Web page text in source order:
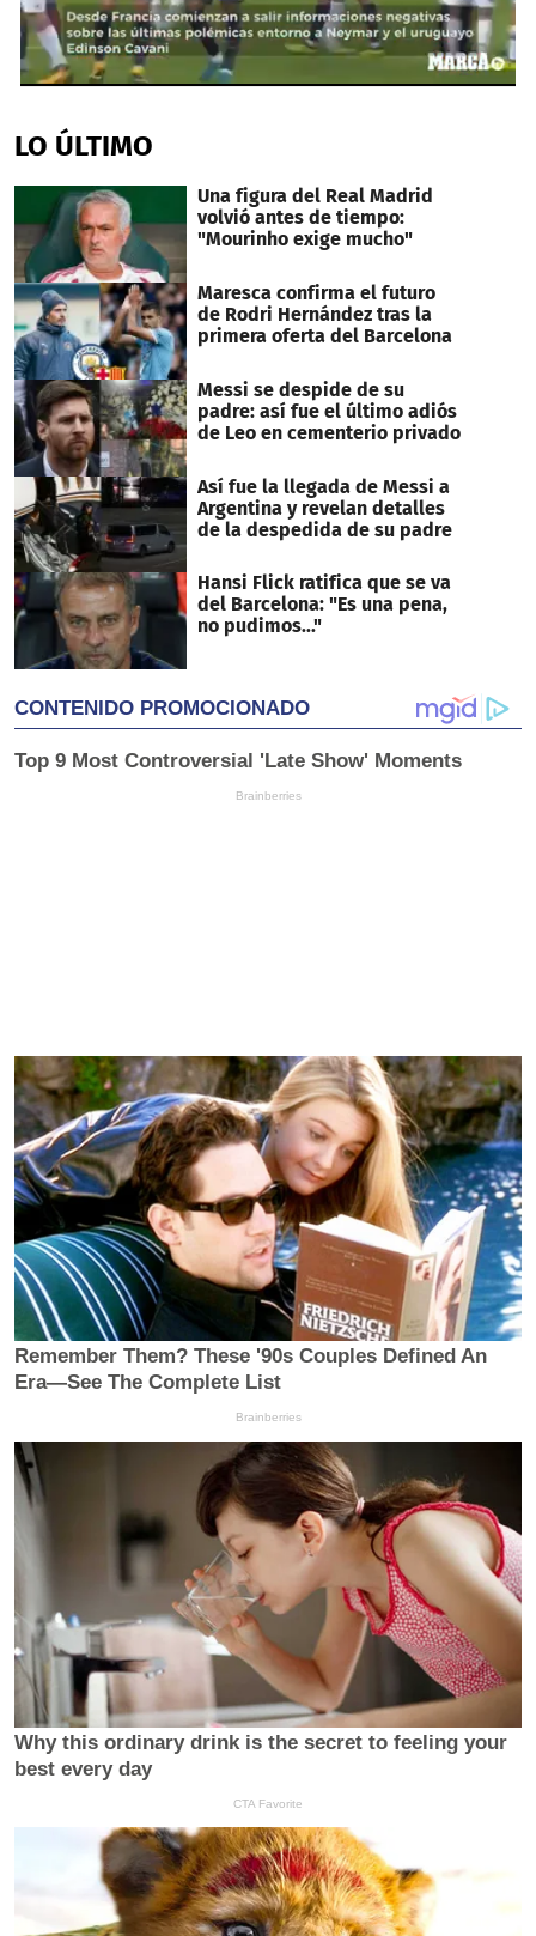
of
51
LO ÚLTIMO
Una figura del Real Madrid
volvió antes de tiempo:
"Mourinho exige mucho"
Maresca confirma el futuro
de Rodri Hernández tras la
primera oferta del Barcelona
Messi se despide de su
padre: así fue el último adiós
de Leo en cementerio privado
Así fue la llegada de Messi a
Argentina y revelan detalles
de la despedida de su padre
Hansi Flick ratifica que se va
del Barcelona: "Es una pena,
no pudimos..."